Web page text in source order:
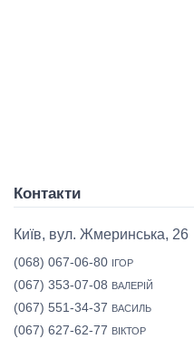
Контакти
Київ, вул. Жмеринська, 26
(068) 067-06-80 ІГОР
(067) 353-07-08 ВАЛЕРІЙ
(067) 551-34-37 ВАСИЛЬ
(067) 627-62-77 ВІКТОР